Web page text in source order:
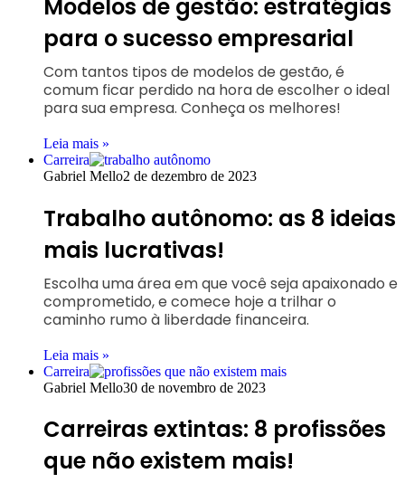
Modelos de gestão: estratégias
para o sucesso empresarial
Com tantos tipos de modelos de gestão, é
comum ficar perdido na hora de escolher o ideal
para sua empresa. Conheça os melhores!
Leia mais »
Carreira
Gabriel Mello2 de dezembro de 2023
Trabalho autônomo: as 8 ideias
mais lucrativas!
Escolha uma área em que você seja apaixonado e
comprometido, e comece hoje a trilhar o
caminho rumo à liberdade financeira.
Leia mais »
Carreira
Gabriel Mello30 de novembro de 2023
Carreiras extintas: 8 profissões
que não existem mais!